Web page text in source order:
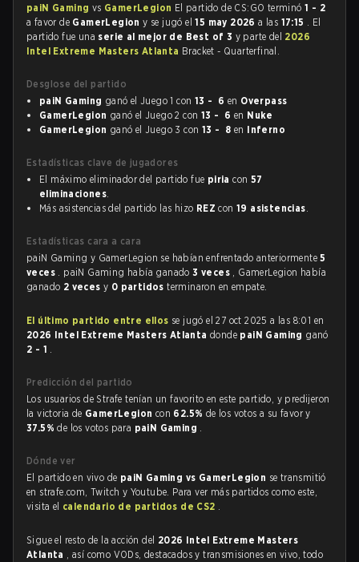
paiN Gaming vs GamerLegion El partido de CS:GO terminó1 - 2
a favor de GamerLegiony se jugó el15 may 2026a las 17:15 . El
partido fue una serie al mejor de Best of 3 y parte del 2026
Intel Extreme Masters Atlanta Bracket - Quarterfinal.
Desglose del partido
paiN Gaming ganó el Juego 1 con 13 - 6 en Overpass
GamerLegion ganó el Juego 2 con 13 - 6 en Nuke
GamerLegion ganó el Juego 3 con 13 - 8 en Inferno
Estadísticas clave de jugadores
El máximo eliminador del partido fue piria con 57
eliminaciones.
Más asistencias del partido las hizo REZ con19 asistencias.
Estadísticas cara a cara
paiN Gaming y GamerLegion se habían enfrentado anteriormente5
veces . paiN Gaming había ganado3 veces , GamerLegion había
ganado 2 vecesy 0 partidosterminaron en empate.
El último partido entre ellos se jugó el 27 oct 2025 a las 8:01 en
2026 Intel Extreme Masters Atlanta donde paiN Gaming ganó
2 - 1 .
Predicción del partido
Los usuarios de Strafe tenían un favorito en este partido, y predijeron
la victoria de GamerLegion con 62.5% de los votos a su favor y
37.5%de los votos para paiN Gaming .
Dónde ver
El partido en vivo de paiN Gaming vs GamerLegion se transmitió
en strafe.com, Twitch y Youtube. Para ver más partidos como este,
visita el calendario de partidos de CS2 .
Sigue el resto de la acción del 2026 Intel Extreme Masters
Atlanta , así como VODs, destacados y transmisiones en vivo, todo